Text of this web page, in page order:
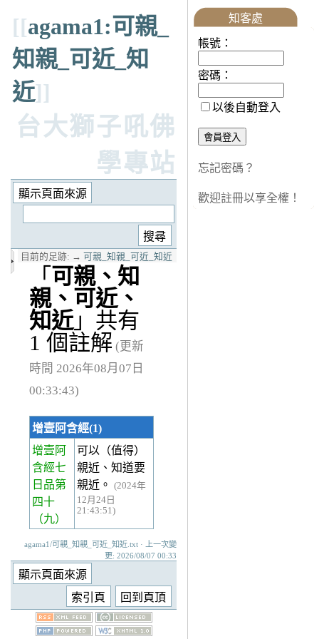
[[agama1:可親_
知親_可近_知
近]]
台大獅子吼佛
學專站
目前的足跡: → 可親_知親_可近_知近
「 可親、知
親、可近、
知近 」共有
1 個註解 (更新
時間 2026年08月07日
00:33:43)
增壹阿含經(1)
增壹阿
含經七
日品第
四十
（九）
可以（值得）
親近、知道要
親近。
(2024年
12月24日
21:43:51)
agama1/可親_知親_可近_知近.txt · 上一次變
更: 2026/08/07 00:33
知客處
帳號：
密碼：
以後自動登入
忘記密碼？
歡迎註冊以享全權！